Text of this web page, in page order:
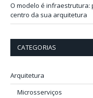
O modelo é infraestrutura:
centro da sua arquitetura
CATEGORIAS
Arquitetura
Microsserviços